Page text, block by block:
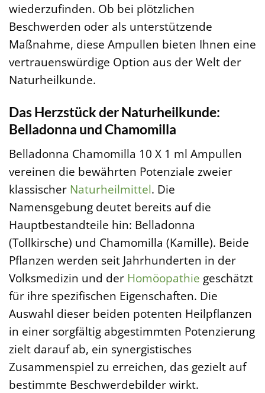
wiederzufinden. Ob bei plötzlichen
Beschwerden oder als unterstützende
Maßnahme, diese Ampullen bieten Ihnen eine
vertrauenswürdige Option aus der Welt der
Naturheilkunde.
Das Herzstück der Naturheilkunde:
Belladonna und Chamomilla
Belladonna Chamomilla 10 X 1 ml Ampullen
vereinen die bewährten Potenziale zweier
klassischer Naturheilmittel. Die
Namensgebung deutet bereits auf die
Hauptbestandteile hin: Belladonna
(Tollkirsche) und Chamomilla (Kamille). Beide
Pflanzen werden seit Jahrhunderten in der
Volksmedizin und der Homöopathie geschätzt
für ihre spezifischen Eigenschaften. Die
Auswahl dieser beiden potenten Heilpflanzen
in einer sorgfältig abgestimmten Potenzierung
zielt darauf ab, ein synergistisches
Zusammenspiel zu erreichen, das gezielt auf
bestimmte Beschwerdebilder wirkt.